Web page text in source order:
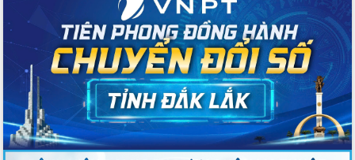
Phát động hai phong trào thi đua quan
trọng trong kỷ nguyên mới
Hội nghị lần thứ tư Ban Chỉ đạo công
tác bầu cử tỉnh Đắk Lắk
Hội nghị Báo cáo viên Trung ương
tháng 01/2026
Phó Thủ tướng Hồ Quốc Dũng đánh giá
cao kết quả Chiến dịch Quang Trung
tại Đắk Lắk